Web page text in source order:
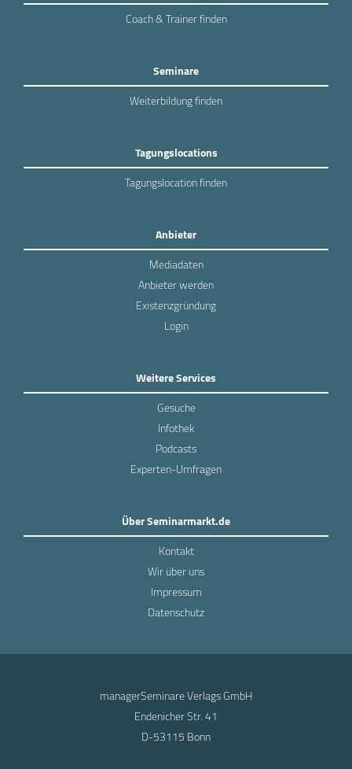
Coach & Trainer finden
Seminare
Weiterbildung finden
Tagungslocations
Tagungslocation finden
Anbieter
Mediadaten
Anbieter werden
Existenzgründung
Login
Weitere Services
Gesuche
Infothek
Podcasts
Experten-Umfragen
Über Seminarmarkt.de
Kontakt
Wir über uns
Impressum
Datenschutz
managerSeminare Verlags GmbH
Endenicher Str. 41
D-53115 Bonn